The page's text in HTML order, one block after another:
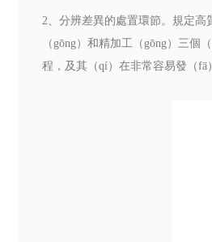
2、分辨差異的處置環節。規定高
（gōng）和精加工（gōng）三
程，及其（qí）在非常容易發（fā